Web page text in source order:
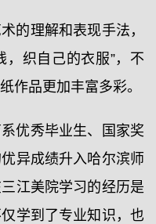
的理解和表现手法，
，织自己的衣服”，不
作品更加丰富多彩。
优秀毕业生、国家奖
异成绩升入哈尔滨师
江美院学习的经历是
学到了专业知识，也